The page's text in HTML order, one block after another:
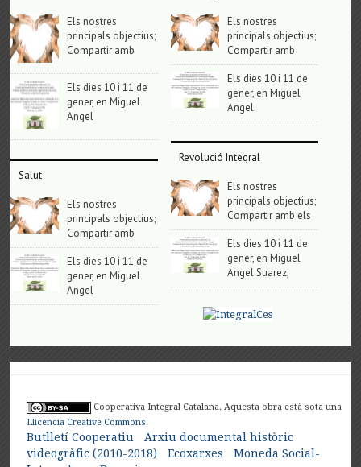
Els nostres
principals objectius;
Compartir amb
Els dies 10 i 11 de
gener, en Miguel
Angel
Salut
Els nostres
principals objectius;
Compartir amb
Els dies 10 i 11 de
gener, en Miguel
Angel
Els nostres
principals objectius;
Compartir amb
Els dies 10 i 11 de
gener, en Miguel
Angel
Revolució Integral
Els nostres
principals objectius;
Compartir amb els
Els dies 10 i 11 de
gener, en Miguel
Angel Suarez,
Cooperativa Integral Catalana. Aquesta obra està sota una
Llicència Creative Commons.
Butlletí Cooperatiu
Arxiu documental històric
videogràfic (2010-2018)
Ecoxarxes
Moneda Social-